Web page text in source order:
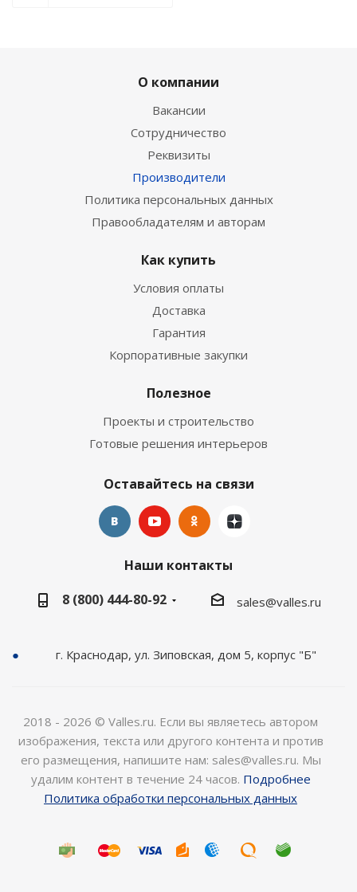
О компании
Вакансии
Сотрудничество
Реквизиты
Производители
Политика персональных данных
Правообладателям и авторам
Как купить
Условия оплаты
Доставка
Гарантия
Корпоративные закупки
Полезное
Проекты и строительство
Готовые решения интерьеров
Оставайтесь на связи
Наши контакты
8 (800) 444-80-92
sales@valles.ru
г. Краснодар, ул. Зиповская, дом 5, корпус "Б"
2018 - 2026 © Valles.ru. Если вы являетесь автором
изображения, текста или другого контента и против
его размещения, напишите нам: sales@valles.ru. Мы
удалим контент в течение 24 часов. Подробнее
Политика обработки персональных данных